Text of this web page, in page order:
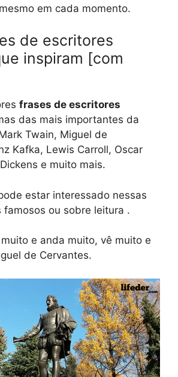
em cada momento.
de escritores
inspiram [com
frases de escritores
das mais importantes da
Twain, Miguel de
Kafka, Lewis Carroll, Oscar
e muito mais.
estar interessado nessas
famosos ou sobre leitura .
e anda muito, vê muito e
de Cervantes.